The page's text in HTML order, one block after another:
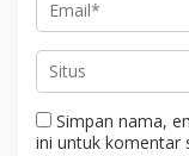
Simpan nama,
ini untuk komentar